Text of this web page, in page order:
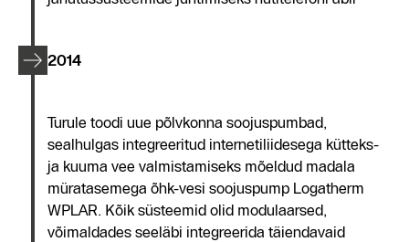
2014
Turule toodi uue põlvkonna soojuspumbad,
sealhulgas integreeritud internetiliidesega kütteks-
ja kuuma vee valmistamiseks mõeldud madala
müratasemega õhk-vesi soojuspump Logatherm
WPLAR. Kõik süsteemid olid modulaarsed,
võimaldades seeläbi integreerida täiendavaid